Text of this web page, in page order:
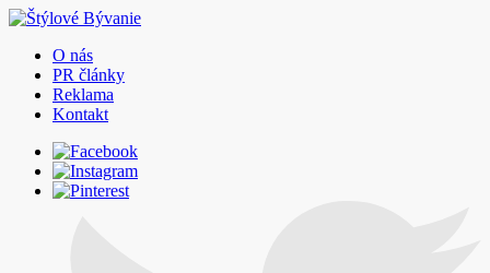
O nás
PR články
Reklama
Kontakt